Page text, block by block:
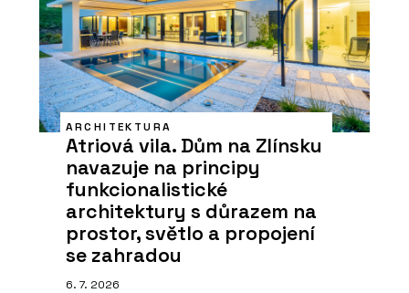
ARCHITEKTURA
Atriová vila. Dům na Zlínsku
navazuje na principy
funkcionalistické
architektury s důrazem na
prostor, světlo a propojení
se zahradou
6. 7. 2026